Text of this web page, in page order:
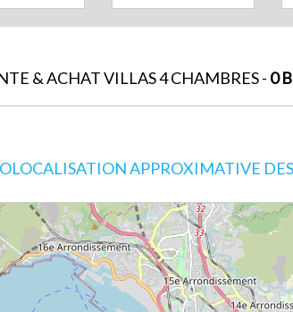
& ACHAT VILLAS 4 CHAMBRES - 0
APPROXIMATIVE